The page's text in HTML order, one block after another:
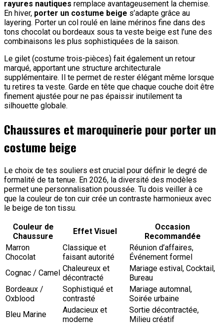
rayures nautiques remplace avantageusement la chemise.
En hiver, porter un costume beige s’adapte grâce au
layering. Porter un col roulé en laine mérinos fine dans des
tons chocolat ou bordeaux sous ta veste beige est l’une des
combinaisons les plus sophistiquées de la saison.
Le gilet (costume trois-pièces) fait également un retour
marqué, apportant une structure architecturale
supplémentaire. Il te permet de rester élégant même lorsque
tu retires ta veste. Garde en tête que chaque couche doit être
finement ajustée pour ne pas épaissir inutilement ta
silhouette globale.
Chaussures et maroquinerie pour porter un
costume beige
Le choix de tes souliers est crucial pour définir le degré de
formalité de ta tenue. En 2026, la diversité des modèles
permet une personnalisation poussée. Tu dois veiller à ce
que la couleur de ton cuir crée un contraste harmonieux avec
le beige de ton tissu.
Couleur de
Chaussure
Effet Visuel
Occasion
Recommandée
Marron
Chocolat
Classique et
faisant autorité
Réunion d’affaires,
Événement formel
Cognac / Camel Chaleureux et
décontracté
Mariage estival, Cocktail,
Bureau
Bordeaux /
Oxblood
Sophistiqué et
contrasté
Mariage automnal,
Soirée urbaine
Bleu Marine
Audacieux et
moderne
Sortie décontractée,
Milieu créatif